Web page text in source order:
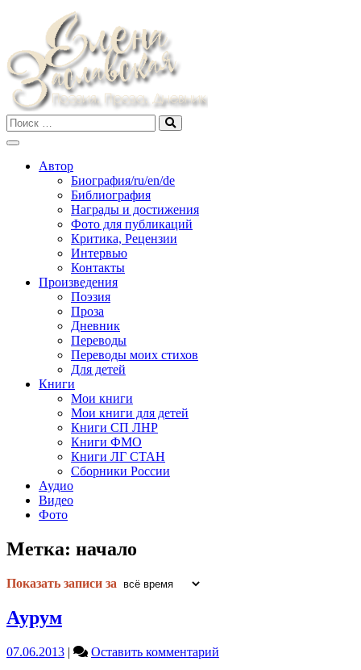
Автор
Биография/ru/en/de
Библиография
Награды и достижения
Фото для публикаций
Критика, Рецензии
Интервью
Контакты
Произведения
Поэзия
Проза
Дневник
Переводы
Переводы моих стихов
Для детей
Книги
Мои книги
Мои книги для детей
Книги СП ЛНР
Книги ФМО
Книги ЛГ СТАН
Сборники России
Аудио
Видео
Фото
Метка: начало
Показать записи за
Аурум
07.06.2013 | Оставить комментарий